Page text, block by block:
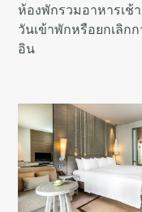
ห้องพักรวมอาหารเช้
วันเข้าพักหรือยกเลิก
อิน